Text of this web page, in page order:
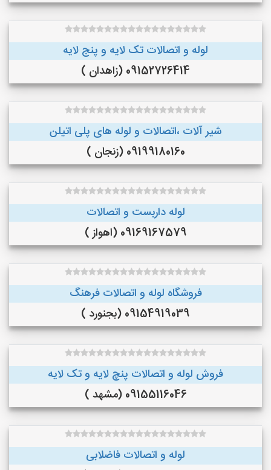
لوله و اتصالات تک لایه و پنج لایه
09152726414 (زاهدان )
شیر آلات ،اتصالات و لوله های پلی اتیلن
09199180160 (زنجان )
لوله داربست و اتصالات
09169167579 (اهواز )
فروشگاه لوله و اتصالات فرهنگ
09154919039 (بجنورد )
فروش لوله و اتصالات پنچ لایه و تک لایه
09155116046 (مشهد )
لوله و اتصالات فاضلابی